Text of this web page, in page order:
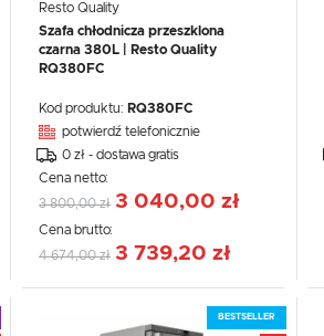
Resto Quality
Szafa chłodnicza przeszklona
czarna 380L | Resto Quality
RQ380FC
Kod produktu: RQ380FC
potwierdź telefonicznie
0 zł - dostawa gratis
Cena netto:
3 800,00 zł 3 040,00 zł
Cena brutto:
4 674,00 zł 3 739,20 zł
BESTSELLER